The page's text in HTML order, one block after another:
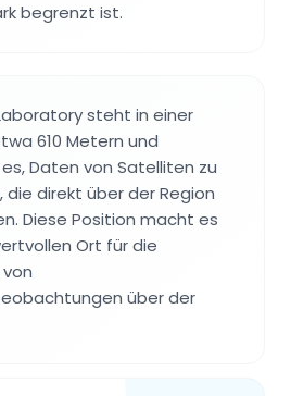
begrenzt ist.
steht in einer
610 Metern und
Daten von Satelliten zu
die direkt über der Region
Diese Position macht es
Ort für die
über der